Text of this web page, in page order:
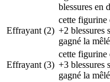
blessures en
Effrayant (2)
cette figurine
+2 blessures
gagné la
Effrayant (3)
cette figurine
+3 blessures
gagné la